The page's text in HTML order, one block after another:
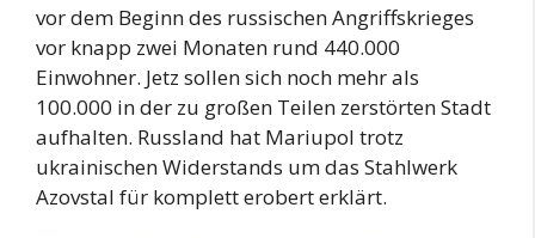
vor dem Beginn des russischen Angriffskrieges
vor knapp zwei Monaten rund 440.000
Einwohner. Jetz sollen sich noch mehr als
100.000 in der zu großen Teilen zerstörten Stadt
aufhalten. Russland hat Mariupol trotz
ukrainischen Widerstands um das Stahlwerk
Azovstal für komplett erobert erklärt.